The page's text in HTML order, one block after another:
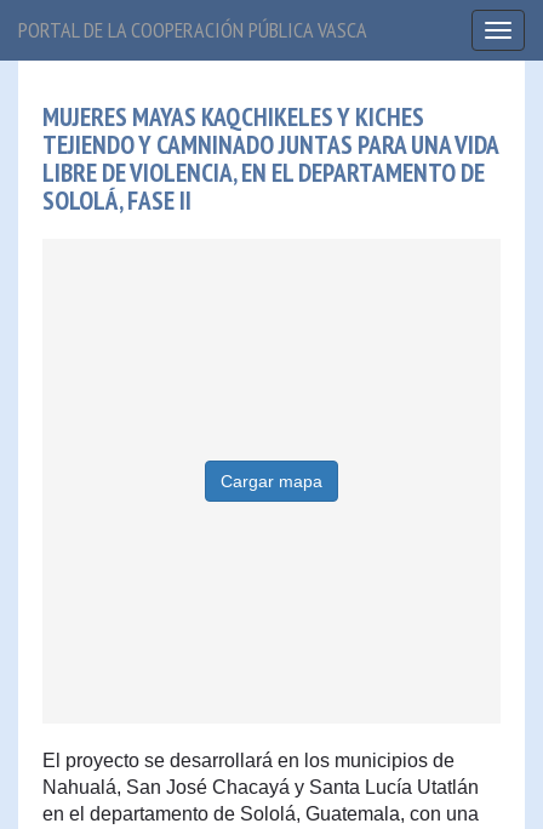
PORTAL DE LA COOPERACIÓN PÚBLICA VASCA
MUJERES MAYAS KAQCHIKELES Y KICHES
TEJIENDO Y CAMNINADO JUNTAS PARA UNA VIDA
LIBRE DE VIOLENCIA, EN EL DEPARTAMENTO DE
SOLOLÁ, FASE II
Cargar mapa
El proyecto se desarrollará en los municipios de
Nahualá, San José Chacayá y Santa Lucía Utatlán
en el departamento de Sololá, Guatemala, con una